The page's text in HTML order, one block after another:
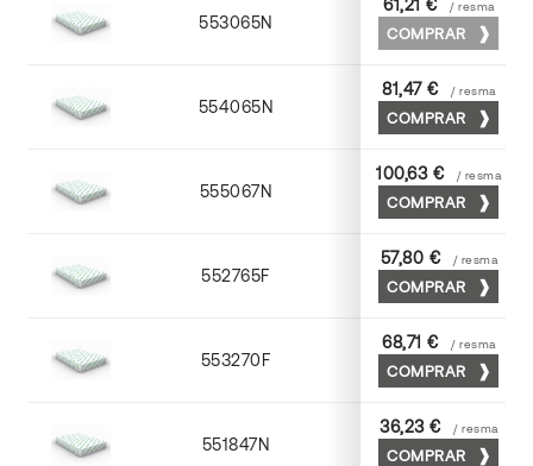
553065N 65 x 90
61,21 € / resma
COMPRAR
554065N 65 x 90
81,47 € / resma
COMPRAR
555067N 65 x 90
100,63 € / resma
COMPRAR
552765F 65 x 90
57,80 € / resma
COMPRAR
553270F 70 x 100
68,71 € / resma
COMPRAR
551847N 45 x 64
36,23 € / resma
COMPRAR